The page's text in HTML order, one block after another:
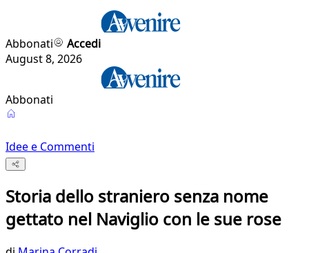
Abbonati
Accedi
August 8, 2026
Abbonati
Idee e Commenti
Storia dello straniero senza nome
gettato nel Naviglio con le sue rose